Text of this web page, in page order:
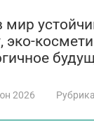
мир
эко-
2026